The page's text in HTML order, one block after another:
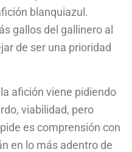
blanquiazul.
gallos del gallinero al
de ser una prioridad
afición viene pidiendo
viabilidad, pero
es comprensión con
en lo más adentro de